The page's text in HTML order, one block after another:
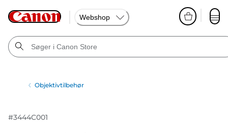
Webshop
Objektivtilbehør
#3444C001